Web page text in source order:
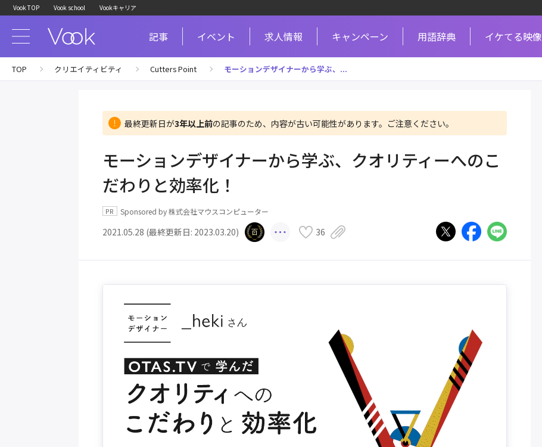
Vook TOP Vook school Vookキャリア
記事 イベント 求人情報 キャンペーン 用語辞典 イケてる映像
TOP クリエイティビティ Cutters Point モーションデザイナーから学ぶ、...
最終更新日が3年以上前の記事のため、内容が古い可能性があります。ご注意ください。
モーションデザイナーから学ぶ、クオリティーへのこ
だわりと効率化！
Sponsored by 株式会社マウスコンピューター
2021.05.28 (最終更新日: 2023.03.20) 36